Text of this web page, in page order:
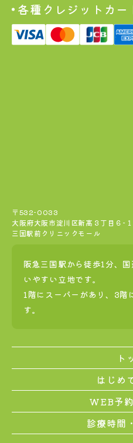
各種クレジットカー
〒532-0033
大阪府大阪市淀川区新高３丁目６−
三国駅前クリニックモール
阪急三国駅から徒歩1分、
いやすい立地です。
1階にスーパーがあり、3階
す。
ト
はじめ
WEB予
診療時間